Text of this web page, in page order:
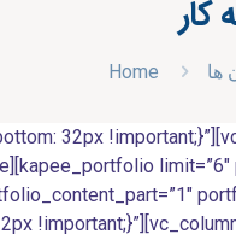
کار
Home ها
32px